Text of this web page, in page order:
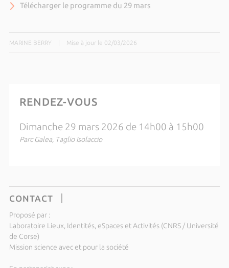
Télécharger le programme du 29 mars
MARINE BERRY Mise à jour le 02/03/2026
RENDEZ-VOUS
Dimanche 29 mars 2026 de 14h00 à 15h00
Parc Galea, Taglio Isolaccio
CONTACT
Proposé par :
Laboratoire Lieux, Identités, eSpaces et Activités (CNRS / Université
de Corse)
Mission science avec et pour la société